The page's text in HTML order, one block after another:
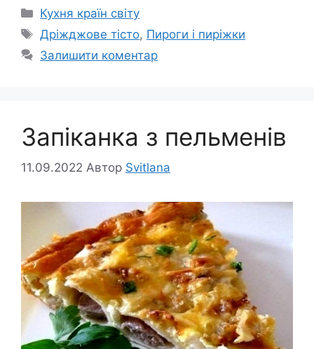
Категорії
Кухня країн світу
Позначки
Дріжджове тісто, Пироги і пиріжки
Залишити коментар
Запіканка з пельменів
11.09.2022 Автор Svitlana